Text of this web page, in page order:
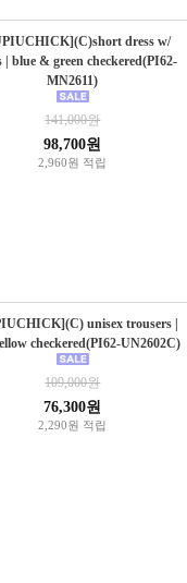
dress w/
| blue & green checkered(PI62-
MN2611)
141,000원
98,700원
2,960원 적립
unisex trousers |
checkered(PI62-UN2602C)
109,000원
76,300원
2,290원 적립